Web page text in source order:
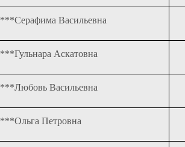
***Серафима Васильевна
***Гульнара Аскатовна
***Любовь Васильевна
***Ольга Петровна